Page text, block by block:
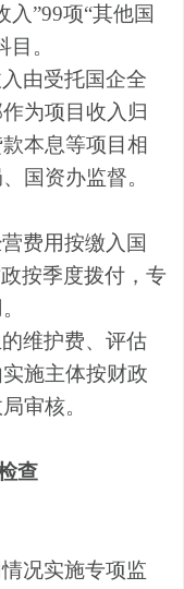
入”99项“其他国
。
由受托国企全
为项目收入归
本息等项目相
国资办监督。
费用按缴入国
按季度拨付，专
。
维护费、评估
施主体按财政
审核。
查
况实施专项监